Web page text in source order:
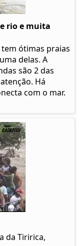
rio e muita
tem ótimas praias
delas. A
são 2 das
Há
com o mar.
da Tiririca,